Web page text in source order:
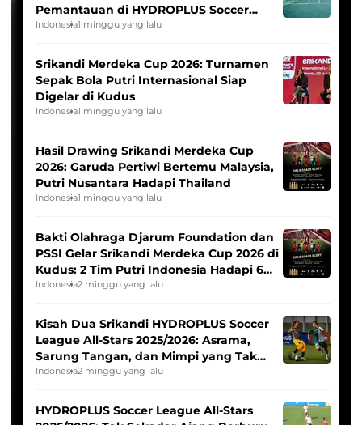
Pemantauan di HYDROPLUS Soccer
League
Indonesia1 minggu yang lalu
Srikandi Merdeka Cup 2026: Turnamen
Sepak Bola Putri Internasional Siap
Digelar di Kudus
Indonesia1 minggu yang lalu
Hasil Drawing Srikandi Merdeka Cup
2026: Garuda Pertiwi Bertemu Malaysia,
Putri Nusantara Hadapi Thailand
Indonesia1 minggu yang lalu
Bakti Olahraga Djarum Foundation dan
PSSI Gelar Srikandi Merdeka Cup 2026 di
Kudus: 2 Tim Putri Indonesia Hadapi 6
Tim Asia
Indonesia2 minggu yang lalu
Kisah Dua Srikandi HYDROPLUS Soccer
League All-Stars 2025/2026: Asrama,
Sarung Tangan, dan Mimpi yang Tak
Pernah Padam
Indonesia2 minggu yang lalu
HYDROPLUS Soccer League All-Stars